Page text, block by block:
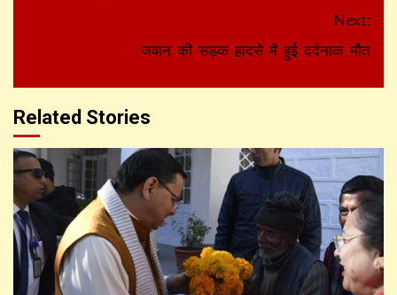
Next:
जवान की सड़क हादसे में हुई दर्दनाक मौत
Related Stories